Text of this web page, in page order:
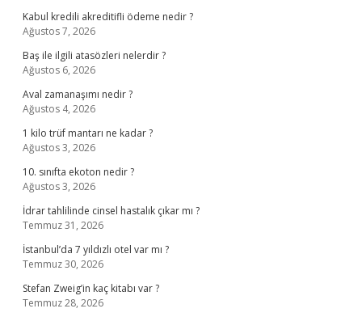
Kabul kredili akreditifli ödeme nedir ?
Ağustos 7, 2026
Baş ile ilgili atasözleri nelerdir ?
Ağustos 6, 2026
Aval zamanaşımı nedir ?
Ağustos 4, 2026
1 kilo trüf mantarı ne kadar ?
Ağustos 3, 2026
10. sınıfta ekoton nedir ?
Ağustos 3, 2026
İdrar tahlilinde cinsel hastalık çıkar mı ?
Temmuz 31, 2026
İstanbul’da 7 yıldızlı otel var mı ?
Temmuz 30, 2026
Stefan Zweig’in kaç kitabı var ?
Temmuz 28, 2026